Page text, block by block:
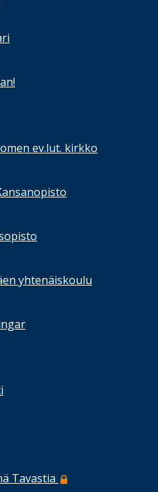
ev.lut. kirkko
yhtenäiskoulu
Tavastia